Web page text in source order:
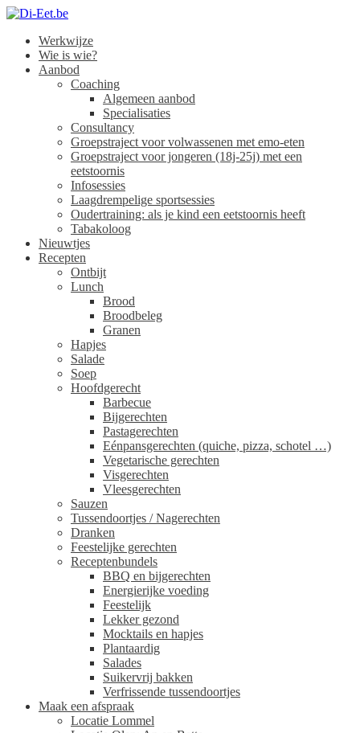
Di-Eet.be
Werkwijze
Wie is wie?
Aanbod
Coaching
Algemeen aanbod
Specialisaties
Consultancy
Groepstraject voor volwassenen met emo-eten
Groepstraject voor jongeren (18j-25j) met een
eetstoornis
Infosessies
Laagdrempelige sportsessies
Oudertraining: als je kind een eetstoornis heeft
Tabakoloog
Nieuwtjes
Recepten
Ontbijt
Lunch
Brood
Broodbeleg
Granen
Hapjes
Salade
Soep
Hoofdgerecht
Barbecue
Bijgerechten
Pastagerechten
Eénpansgerechten (quiche, pizza, schotel …)
Vegetarische gerechten
Visgerechten
Vleesgerechten
Sauzen
Tussendoortjes / Nagerechten
Dranken
Feestelijke gerechten
Receptenbundels
BBQ en bijgerechten
Energierijke voeding
Feestelijk
Lekker gezond
Mocktails en hapjes
Plantaardig
Salades
Suikervrij bakken
Verfrissende tussendoortjes
Maak een afspraak
Locatie Lommel